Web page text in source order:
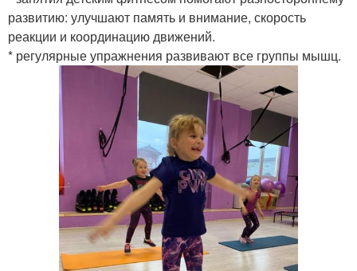
развитию: улучшают память и внимание, скорость
реакции и координацию движений.
* регулярные упражнения развивают все группы мышц.